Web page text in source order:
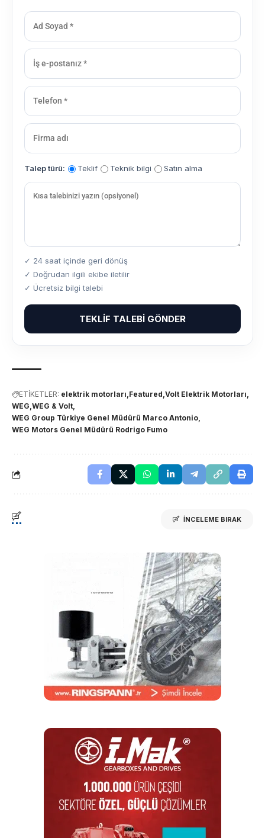
Talep türü: Teklif Teknik bilgi Satın alma
✓ 24 saat içinde geri dönüş
✓ Doğrudan ilgili ekibe iletilir
✓ Ücretsiz bilgi talebi
TEKLIF TALEBI GÖNDER
ETİKETLER: elektrik motorları Featured Volt Elektrik Motorları
WEG WEG & Volt
WEG Group Türkiye Genel Müdürü Marco Antonio
WEG Motors Genel Müdürü Rodrigo Fumo
İNCELEME BIRAK